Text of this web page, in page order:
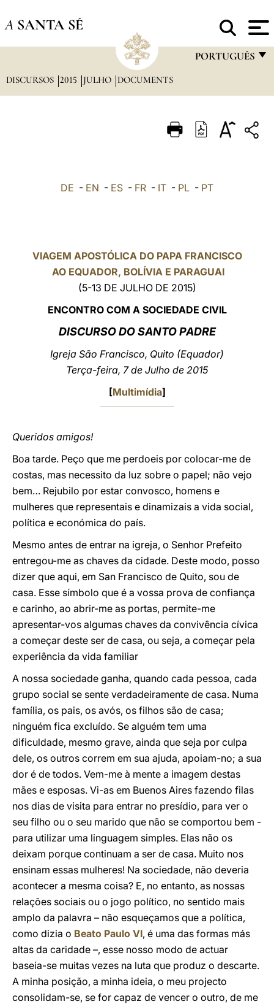
A SANTA SÉ
PORTUGUÊS
ITALIANO
中文
LATINE
DISCURSOS 2015 JULHO DOCUMENTS
DE - EN - ES - FR - IT - PL - PT
VIAGEM APOSTÓLICA DO PAPA FRANCISCO
AO EQUADOR, BOLÍVIA E PARAGUAI
(5-13 DE JULHO DE 2015)
ENCONTRO COM A SOCIEDADE CIVIL
DISCURSO DOSANTO PADRE
Igreja São Francisco, Quito (Equador)
Terça-feira, 7 de Julho de 2015
[Multimídia]
Queridos amigos!
Boa tarde. Peço que me perdoeis por colocar-me de
costas, mas necessito da luz sobre o papel; não vejo
bem… Rejubilo por estar convosco, homens e
mulheres que representais e dinamizais a vida social,
política e económica do país.
Mesmo antes de entrar na igreja, o Senhor Prefeito
entregou-me as chaves da cidade. Deste modo, posso
dizer que aqui, em San Francisco de Quito, sou de
casa. Esse símbolo que é a vossa prova de confiança
e carinho, ao abrir-me as portas, permite-me
apresentar-vos algumas chaves da convivência cívica
a começar deste ser de casa, ou seja, a começar pela
experiência da vida familiar
A nossa sociedade ganha, quando cada pessoa, cada
grupo social se sente verdadeiramente de casa. Numa
família, os pais, os avós, os filhos são de casa;
ninguém fica excluído. Se alguém tem uma
dificuldade, mesmo grave, ainda que seja por culpa
dele, os outros correm em sua ajuda, apoiam-no; a sua
dor é de todos. Vem-me à mente a imagem destas
mães e esposas. Vi-as em Buenos Aires fazendo filas
nos dias de visita para entrar no presídio, para ver o
seu filho ou o seu marido que não se comportou bem -
para utilizar uma linguagem simples. Elas não os
deixam porque continuam a ser de casa. Muito nos
ensinam essas mulheres! Na sociedade, não deveria
acontecer a mesma coisa? E, no entanto, as nossas
relações sociais ou o jogo político, no sentido mais
amplo da palavra – não esqueçamos que a política,
como dizia o Beato Paulo VI, é uma das formas más
altas da caridade –, esse nosso modo de actuar
baseia-se muitas vezes na luta que produz o descarte.
A minha posição, a minha ideia, o meu projecto
consolidam-se, se for capaz de vencer o outro, de me